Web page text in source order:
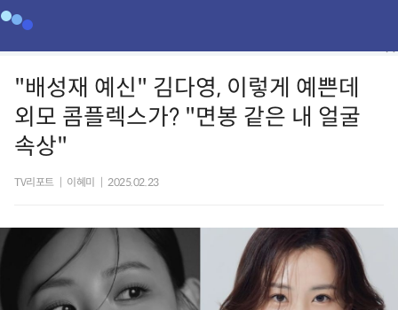
"배성재 예신" 김다영, 이렇게 예쁜데
외모 콤플렉스가? "면봉 같은 내 얼굴
속상"
TV리포트 이혜미 2025.02.23